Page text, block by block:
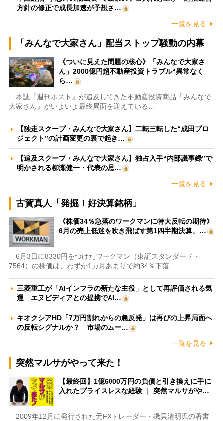
方針の修正で成長加速が予想さ…
一覧を見る
「みんなで大家さん」配当ストップ騒動の内幕
《ついに見えた問題の核心》「みんなで大家さ
ん」2000億円超不動産投資トラブル“異常なく
ら…
本誌『週刊ポスト』が追及してきた不動産投資商品「みんなで
大家さん」がいよいよ最終局面を迎えている…
【独走スクープ・みんなで大家さん】二転三転した“成田プロ
ジェクト”の計画変更の裏で起き…
【追及スクープ・みんなで大家さん】独占入手“内部議事録”で
明かされる柳瀬健一・代表の思…
一覧を見る
古賀真人「発掘！好決算銘柄」
《株価34％急落のワークマンに特大反転の期待》
6月の売上低迷を吹き飛ばす第1四半期決算、…
6月3日に8330円をつけたワークマン（東証スタンダード・
7564）の株価は、わずか1カ月あまりで約34％下落…
三菱重工が「AIインフラの新たな主役」として再評価される気
運 エヌビディアとの提携でAI…
キオクシアHD「7万円割れからの急反発」は再びの上昇局面へ
の反転シグナルか？ 市場のムー…
一覧を見る
突然マルサがやって来た！
【最終回】1億6000万円の負債と引き換えに手に
入れたプライスレスな経験 ｜ 突然マルサがや…
2009年12月に発行された元FXトレーダー・磯貝清明氏の著書